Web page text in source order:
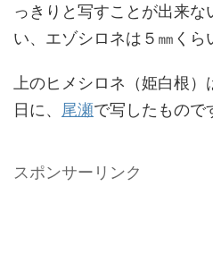
っきりと写すことが出来な
い、エゾシロネは５㎜くら
上のヒメシロネ（姫白根
日に、 尾瀬で写したもので
スポンサーリンク